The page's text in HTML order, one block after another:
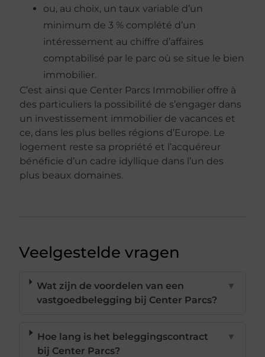
ou, au choix, un taux variable d’un
minimum de 3 % complété d’un
intéressement au chiffre d’affaires
comptabilisé par le parc où se situe le bien
immobilier.
C’est ainsi que Center Parcs Immobilier offre à
des particuliers la possibilité de s’engager dans
un investissement immobilier de vacances et
ce, dans les plus belles régions d’Europe. Le
logement reste sa propriété et l’acquéreur
bénéficie d’un cadre idyllique dans l’un des
plus beaux domaines.
Veelgestelde vragen
Wat zijn de voordelen van een
vastgoedbelegging bij Center Parcs?
▼
Hoe lang is het beleggingscontract
bij Center Parcs?
▼